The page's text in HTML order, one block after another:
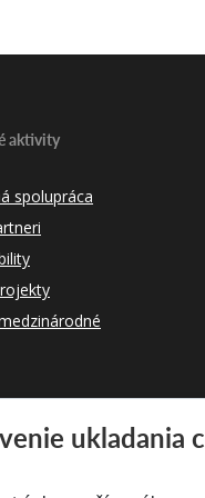
aktivity
spolupráca
ukladania